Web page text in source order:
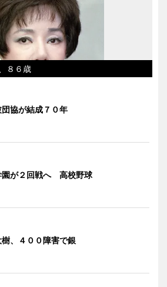
８６歳
団協が結成７０年
園が２回戦へ 高校野球
、４００障害で銀